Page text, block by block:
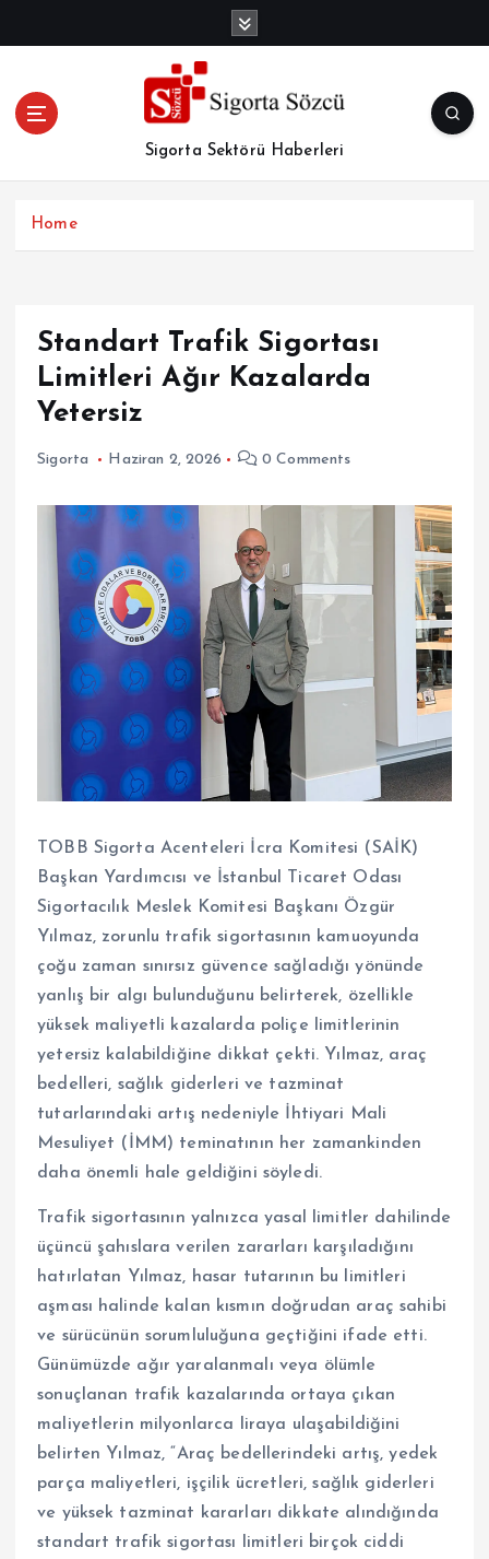
Sigorta Sektörü Haberleri
Home
Standart Trafik Sigortası
Limitleri Ağır Kazalarda
Yetersiz
Sigorta Haziran 2, 2026 0 Comments
TOBB Sigorta Acenteleri İcra Komitesi (SAİK)
Başkan Yardımcısı ve İstanbul Ticaret Odası
Sigortacılık Meslek Komitesi Başkanı Özgür
Yılmaz, zorunlu trafik sigortasının kamuoyunda
çoğu zaman sınırsız güvence sağladığı yönünde
yanlış bir algı bulunduğunu belirterek, özellikle
yüksek maliyetli kazalarda poliçe limitlerinin
yetersiz kalabildiğine dikkat çekti. Yılmaz, araç
bedelleri, sağlık giderleri ve tazminat
tutarlarındaki artış nedeniyle İhtiyari Mali
Mesuliyet (İMM) teminatının her zamankinden
daha önemli hale geldiğini söyledi.
Trafik sigortasının yalnızca yasal limitler dahilinde
üçüncü şahıslara verilen zararları karşıladığını
hatırlatan Yılmaz, hasar tutarının bu limitleri
aşması halinde kalan kısmın doğrudan araç sahibi
ve sürücünün sorumluluğuna geçtiğini ifade etti.
Günümüzde ağır yaralanmalı veya ölümle
sonuçlanan trafik kazalarında ortaya çıkan
maliyetlerin milyonlarca liraya ulaşabildiğini
belirten Yılmaz, “Araç bedellerindeki artış, yedek
parça maliyetleri, işçilik ücretleri, sağlık giderleri
ve yüksek tazminat kararları dikkate alındığında
standart trafik sigortası limitleri birçok ciddi